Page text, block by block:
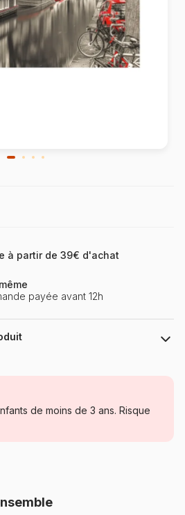
à partir de 39€ d'achat
payée avant 12h
Puzzles - Villes et Villages
de moins de 3 ans. Risque